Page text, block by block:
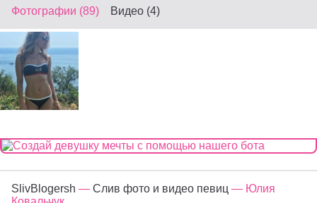
Фотографии (89) Видео (4)
SlivBlogersh — Слив фото и видео певиц — Юлия